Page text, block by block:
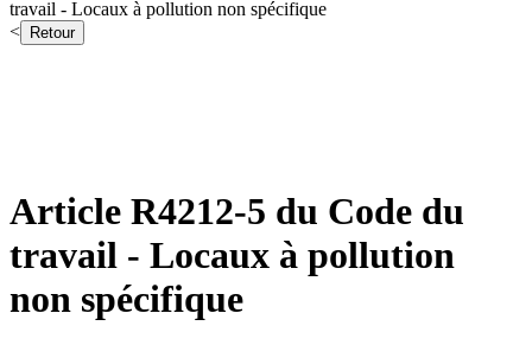
travail - Locaux à pollution non spécifique
<
Retour
Article R4212-5 du Code du
travail - Locaux à pollution
non spécifique